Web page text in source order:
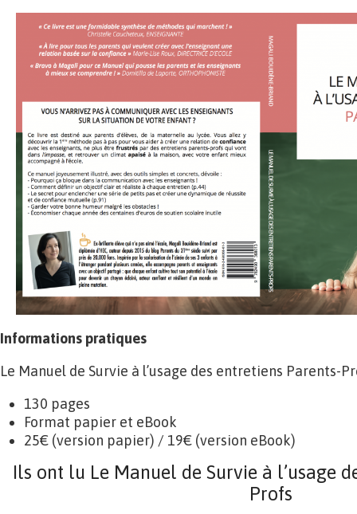
Informations pratiques
Le Manuel de Survie à l’usage des entretiens Parents-
130 pages
Format papier et eBook
25€ (version papier) / 19€ (version eBook)
Ils ont lu Le Manuel de Survie à l’usage
Profs